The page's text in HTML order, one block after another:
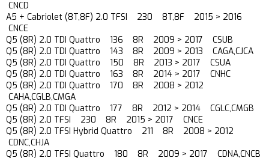
CNCD
A5 + Cabriolet (8T,8F) 2.0 TFSI 230 8T,8F 2015 > 2016
CNCE
Q5 (8R) 2.0 TDI Quattro 136 8R 2009 > 2017 CSUB
Q5 (8R) 2.0 TDI Quattro 143 8R 2009 > 2013 CAGA,CJCA
Q5 (8R) 2.0 TDI Quattro 150 8R 2013 > 2017 CSUA
Q5 (8R) 2.0 TDI Quattro 163 8R 2014 > 2017 CNHC
Q5 (8R) 2.0 TDI Quattro 170 8R 2008 > 2012
CAHA,CGLB,CMGA
Q5 (8R) 2.0 TDI Quattro 177 8R 2012 > 2014 CGLC,CMGB
Q5 (8R) 2.0 TFSI 230 8R 2015 > 2017 CNCE
Q5 (8R) 2.0 TFSI Hybrid Quattro 211 8R 2008 > 2012
CDNC,CHJA
Q5 (8R) 2.0 TFSI Quattro 180 8R 2009 > 2017 CDNA,CNCB